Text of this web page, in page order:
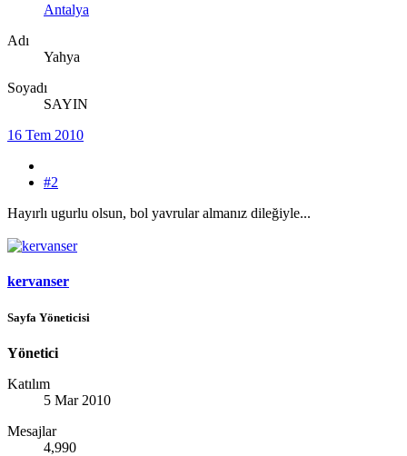
Antalya
Adı
Yahya
Soyadı
SAYIN
16 Tem 2010
#2
Hayırlı ugurlu olsun, bol yavrular almanız dileğiyle...
kervanser
Sayfa Yöneticisi
Yönetici
Katılım
5 Mar 2010
Mesajlar
4,990